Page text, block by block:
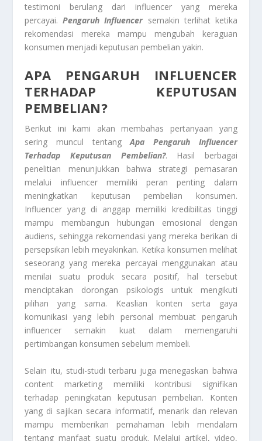
testimoni berulang dari influencer yang mereka
percayai.Pengaruh Influencersemakin terlihat ketika
rekomendasi mereka mampu mengubah keraguan
konsumen menjadi keputusan pembelian yakin.
APA PENGARUH INFLUENCER
TERHADAP KEPUTUSAN
PEMBELIAN?
Berikut ini kami akan membahas pertanyaan yang
sering muncul tentangApa Pengaruh Influencer
Terhadap Keputusan Pembelian?. Hasil berbagai
penelitian menunjukkan bahwa strategi pemasaran
melalui influencer memiliki peran penting dalam
meningkatkan keputusan pembelian konsumen.
Influencer yang di anggap memiliki kredibilitas tinggi
mampu membangun hubungan emosional dengan
audiens, sehingga rekomendasi yang mereka berikan di
persepsikan lebih meyakinkan. Ketika konsumen melihat
seseorang yang mereka percayai menggunakan atau
menilai suatu produk secara positif, hal tersebut
menciptakan dorongan psikologis untuk mengikuti
pilihan yang sama. Keaslian konten serta gaya
komunikasi yang lebih personal membuat pengaruh
influencer semakin kuat dalam memengaruhi
pertimbangan konsumen sebelum membeli.
Selain itu, studi-studi terbaru juga menegaskan bahwa
content marketing memiliki kontribusi signifikan
terhadap peningkatan keputusan pembelian. Konten
yang di sajikan secara informatif, menarik dan relevan
mampu memberikan pemahaman lebih mendalam
tentang manfaat suatu produk. Melalui artikel, video,